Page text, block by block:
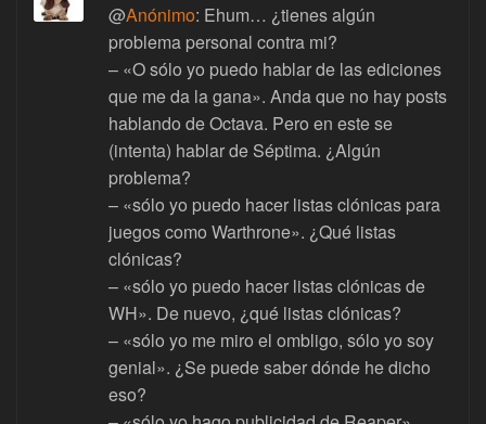
@Anónimo: Ehum… ¿tienes algún
problema personal contra mi?
– «O sólo yo puedo hablar de las ediciones
que me da la gana». Anda que no hay posts
hablando de Octava. Pero en este se
(intenta) hablar de Séptima. ¿Algún
problema?
– «sólo yo puedo hacer listas clónicas para
juegos como Warthrone». ¿Qué listas
clónicas?
– «sólo yo puedo hacer listas clónicas de
WH». De nuevo, ¿qué listas clónicas?
– «sólo yo me miro el ombligo, sólo yo soy
genial». ¿Se puede saber dónde he dicho
eso?